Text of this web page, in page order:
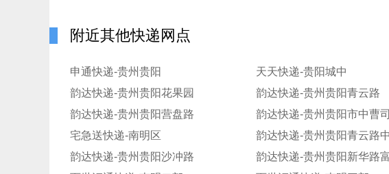
附近其他快递网点
申通快递-贵州贵阳 天天快递-贵阳城中
韵达快递-贵州贵阳花果园
韵达快递-贵州贵阳青云路
韵达快递-贵州贵阳营盘路
韵达快递-贵州贵阳市中曹司
宅急送快递-南明区
韵达快递-贵州贵阳沙冲路